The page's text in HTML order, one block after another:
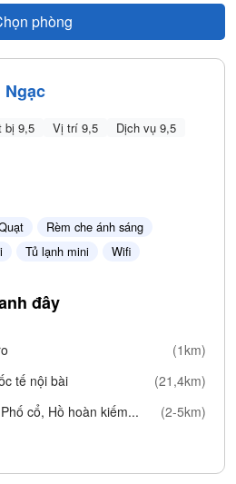
phòng
bị 9,5 Vị trí 9,5 Dịch vụ 9,5
Rèm che ánh sáng
Tủ lạnh mini Wifi
đây
(1km)
tế nội bài
(21,4km)
cổ, Hồ hoàn kiếm...
(2-5km)